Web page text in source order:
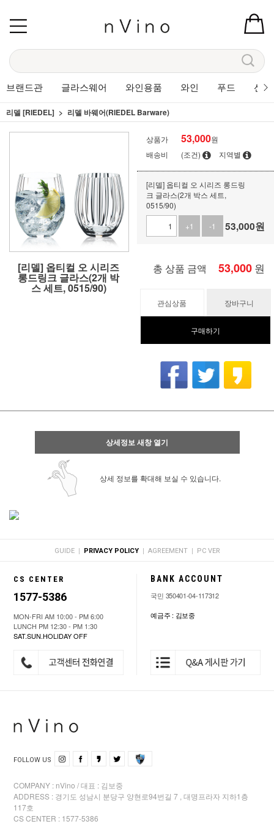
브랜드관 글라스웨어 와인용품 와인 푸드 선
리델 [RIEDEL] 리델 바웨어(RIEDEL Barware)
[리델] 옵티컬 오 시리즈
롱드링크 글라스(2개 박
스 세트, 0515/90)
상품가 53,000원
배송비
(조건) 지역별
[리델] 옵티컬 오 시리즈 롱드링
크 글라스(2개 박스 세트,
0515/90)
+1
-1 53,000원
총 상품 금액 53,000 원
관심상품 장바구니
구매하기
상세정보 새창 열기
상세 정보를 확대해 보실 수 있습니다.
GUIDE | PRIVACY POLICY | AGREEMENT | PC VER
CS CENTER
1577-5386
MON-FRI AM 10:00 - PM 6:00
LUNCH PM 12:30 - PM 1:30
SAT.SUN.HOLIDAY OFF
BANK ACCOUNT
국민 350401-04-117312
예금주 : 김보중
FOLLOW US
COMPANY : nVino / 대표 : 김보중
ADDRESS : 경기도 성남시 분당구 양현로94번길 7 , 대명프라자 지하1층
117호
CS CENTER : 1577-5386